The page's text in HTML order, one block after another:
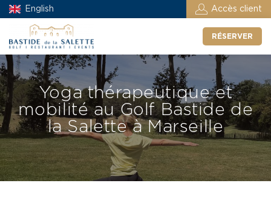
English Accès client
RÉSERVER
Yoga thérapeutique et
mobilité au Golf Bastide de
la Salette à Marseille